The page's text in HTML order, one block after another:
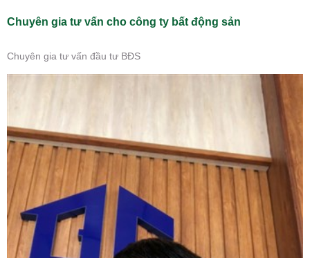
Chuyên gia tư vấn cho công ty bất động sản
Chuyên gia tư vấn đầu tư BĐS